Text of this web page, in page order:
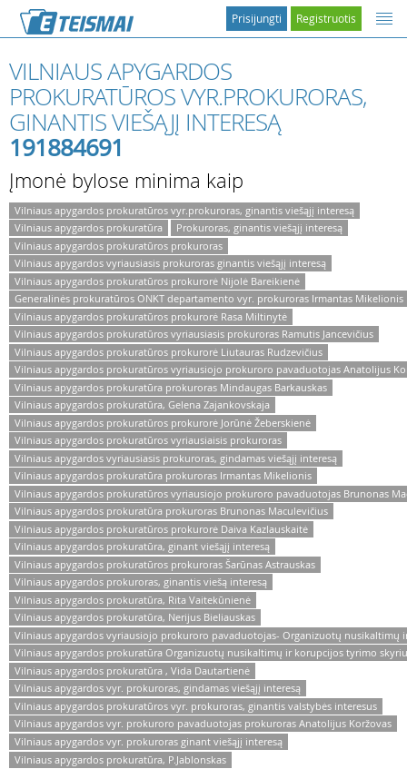
Registruotis
Prisijungti
VILNIAUS APYGARDOS
PROKURATŪROS VYR.PROKURORAS,
GINANTIS VIEŠĄJĮ INTERESĄ
191884691
Įmonė bylose minima kaip
Vilniaus apygardos prokuratūros vyr.prokuroras, ginantis viešąjį interesą
Vilniaus apygardos prokuratūra
Prokuroras, ginantis viešąjį interesą
Vilniaus apygardos prokuratūros prokuroras
Vilniaus apygardos vyriausiasis prokuroras ginantis viešąjį interesą
Vilniaus apygardos prokuratūros prokurorė Nijolė Bareikienė
Generalinės prokuratūros ONKT departamento vyr. prokuroras Irmantas Mikelionis
Vilniaus apygardos prokuratūros prokurorė Rasa Miltinytė
Vilniaus apygardos prokuratūros vyriausiasis prokuroras Ramutis Jancevičius
Vilniaus apygardos prokuratūros prokurorė Liutauras Rudzevičius
Vilniaus apygardos prokuratūros vyriausiojo prokuroro pavaduotojas Anatolijus
Vilniaus apygardos prokuratūra prokuroras Mindaugas Barkauskas
Vilniaus apygardos prokuratūra, Gelena Zajankovskaja
Vilniaus apygardos prokuratūros prokurorė Jorūnė Žeberskienė
Vilniaus apygardos prokuratūros vyriausiaisis prokuroras
Vilniaus apygardos vyriausiasis prokuroras, gindamas viešąjį interesą
Vilniaus apygardos prokuratūra prokuroras Irmantas Mikelionis
Vilniaus apygardos prokuratūros vyriausiojo prokuroro pavaduotojas Brunonas
Vilniaus apygardos prokuratūra prokuroras Brunonas Maculevičius
Vilniaus apygardos prokuratūros prokurorė Daiva Kazlauskaitė
Vilniaus apygardos prokuratūra, ginant viešąjį interesą
Vilniaus apygardos prokuratūros prokuroras Šarūnas Astrauskas
Vilniaus apygardos prokuroras, ginantis viešą interesą
Vilniaus apygardos prokuratūra, Rita Vaitekūnienė
Vilniaus apygardos prokuratūra, Nerijus Bieliauskas
Vilniaus apygardos vyriausiojo prokuroro pavaduotojas- Organizuotų
Vilniaus apygardos prokuratūra Organizuotų nusikaltimų ir korupcijos tyrimo
Vilniaus apygardos prokuratūra , Vida Dautartienė
Vilniaus apygardos vyr. prokuroras, gindamas viešąjį interesą
Vilniaus apygardos prokuratūros vyr. prokuroras, ginantis valstybės interesus
Vilniaus apygardos vyr. prokuroro pavaduotojas prokuroras Anatolijus Koržovas
Vilniaus apygardos vyr. prokuroras ginant viešąjį interesą
Vilniaus apygardos prokuratūra, P.Jablonskas